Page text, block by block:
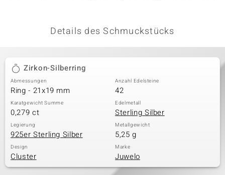
Details des Schmuckstücks
Zirkon-Silberring
Abmessungen
Ring - 21x19 mm
Anzahl Edelsteine
42
Karatgewicht Summe
0,279 ct
Edelmetall
Sterling Silber
Legierung
925er Sterling Silber
Metallgewicht
5,25 g
Design
Cluster
Marke
Juwelo